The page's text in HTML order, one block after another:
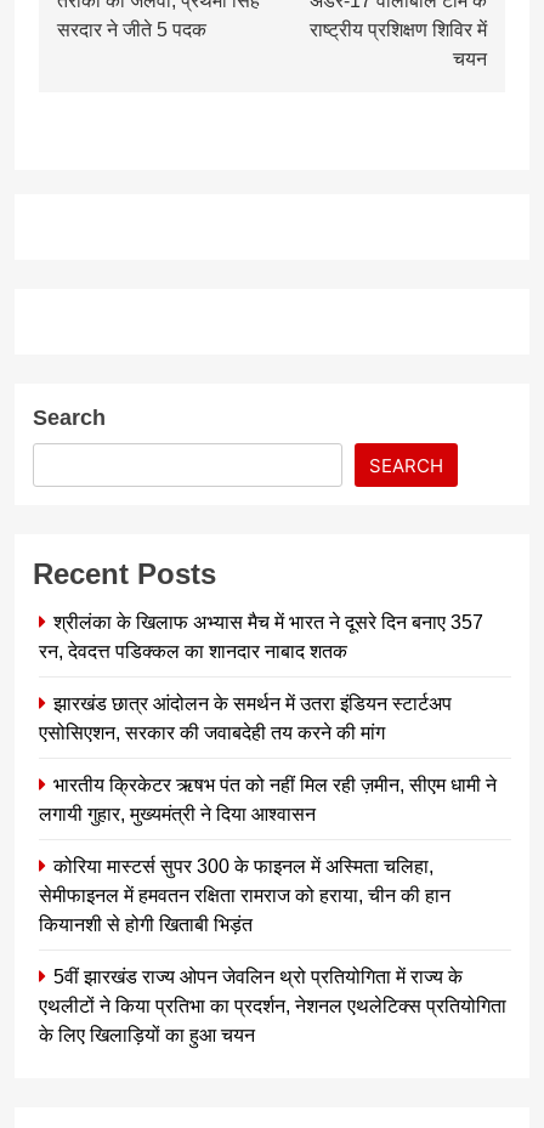
सरदार ने जीते 5 पदक
राष्ट्रीय प्रशिक्षण शिविर में
चयन
Search
SEARCH
Recent Posts
श्रीलंका के खिलाफ अभ्यास मैच में भारत ने दूसरे दिन बनाए 357
रन, देवदत्त पडिक्कल का शानदार नाबाद शतक
झारखंड छात्र आंदोलन के समर्थन में उतरा इंडियन स्टार्टअप
एसोसिएशन, सरकार की जवाबदेही तय करने की मांग
भारतीय क्रिकेटर ऋषभ पंत को नहीं मिल रही ज़मीन, सीएम धामी ने
लगायी गुहार, मुख्यमंत्री ने दिया आश्वासन
कोरिया मास्टर्स सुपर 300 के फाइनल में अस्मिता चलिहा,
सेमीफाइनल में हमवतन रक्षिता रामराज को हराया, चीन की हान
कियानशी से होगी खिताबी भिड़ंत
5वीं झारखंड राज्य ओपन जेवलिन थ्रो प्रतियोगिता में राज्य के
एथलीटों ने किया प्रतिभा का प्रदर्शन, नेशनल एथलेटिक्स प्रतियोगिता
के लिए खिलाड़ियों का हुआ चयन